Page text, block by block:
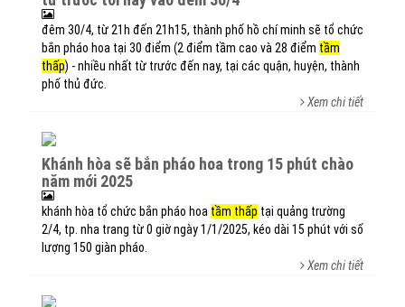
đêm 30/4, từ 21h đến 21h15, thành phố hồ chí minh sẽ tổ chức
bắn pháo hoa tại 30 điểm (2 điểm tầm cao và 28 điểm tầm
thấp) - nhiều nhất từ trước đến nay, tại các quận, huyện, thành
phố thủ đức.
Xem chi tiết
khánh hòa sẽ bắn pháo hoa trong 15 phút chào
năm mới 2025
khánh hòa tổ chức bắn pháo hoa tầm thấp tại quảng trường
2/4, tp. nha trang từ 0 giờ ngày 1/1/2025, kéo dài 15 phút với số
lượng 150 giàn pháo.
Xem chi tiết